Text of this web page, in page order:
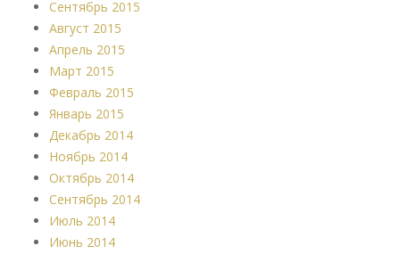
Сентябрь 2015
Август 2015
Апрель 2015
Март 2015
Февраль 2015
Январь 2015
Декабрь 2014
Ноябрь 2014
Октябрь 2014
Сентябрь 2014
Июль 2014
Июнь 2014